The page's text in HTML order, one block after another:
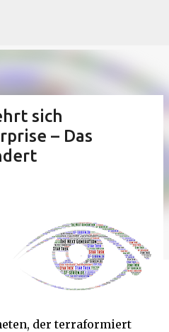
sich
– Das
der terraformiert